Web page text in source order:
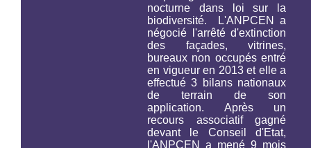
nocturne dans loi sur la
biodiversité.
L'ANPCEN a
négocié l'arrêté d'extinction
des façades, vitrines,
bureaux non occupés entré
en vigueur en 2013 et elle a
effectué 3 bilans nationaux
de terrain de son
application. Après un
recours associatif gagné
devant le Conseil d'Etat,
l'ANPCEN a mené 9 mois